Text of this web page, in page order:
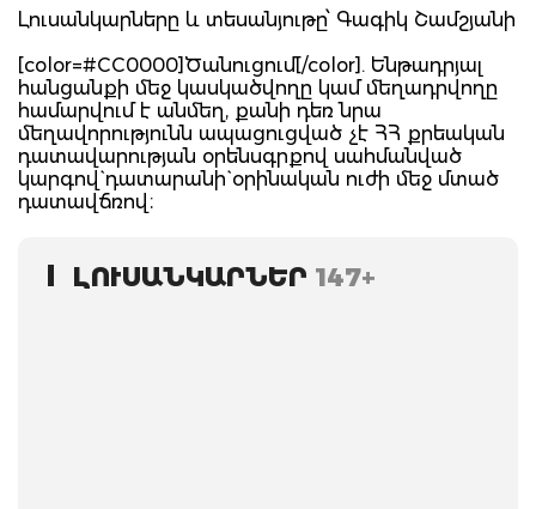
Լուսանկարները և տեսանյութը՝ Գագիկ Շամշյանի
[color=#CC0000]Ծանուցում[/color]. Ենթադրյալ
հանցանքի մեջ կասկածվողը կամ մեղադրվողը
համարվում է անմեղ, քանի դեռ նրա
մեղավորությունն ապացուցված չէ ՀՀ քրեական
դատավարության օրենսգրքով սահմանված
կարգով` դատարանի` օրինական ուժի մեջ մտած
դատավճռով։
ԼՈՒՍԱՆԿԱՐՆԵՐ 147+